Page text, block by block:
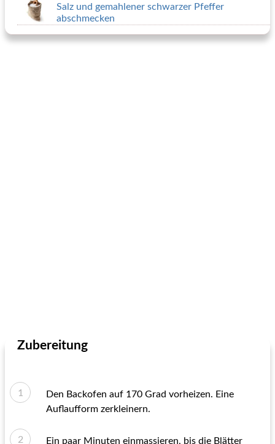
Salz und gemahlener schwarzer Pfeffer
abschmecken
Zubereitung
Den Backofen auf 170 Grad vorheizen. Eine
Auflaufform zerkleinern.
Ein paar Minuten einmassieren, bis die Blätter